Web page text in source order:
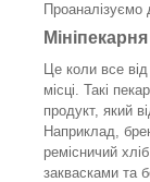
Проаналізуємо
Це коли все від
місці. Такі
продукт, який
Наприклад,
ремісничий
заквасками та